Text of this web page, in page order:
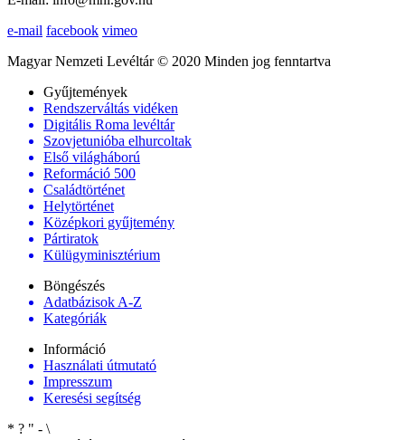
e-mail facebook vimeo
Magyar Nemzeti Levéltár © 2020 Minden jog fenntartva
Gyűjtemények
Rendszerváltás vidéken
Digitális Roma levéltár
Szovjetunióba elhurcoltak
Első világháború
Reformáció 500
Családtörténet
Helytörténet
Középkori gyűjtemény
Pártiratok
Külügyminisztérium
Böngészés
Adatbázisok A-Z
Kategóriák
Információ
Használati útmutató
Impresszum
Keresési segítség
* ? " - \